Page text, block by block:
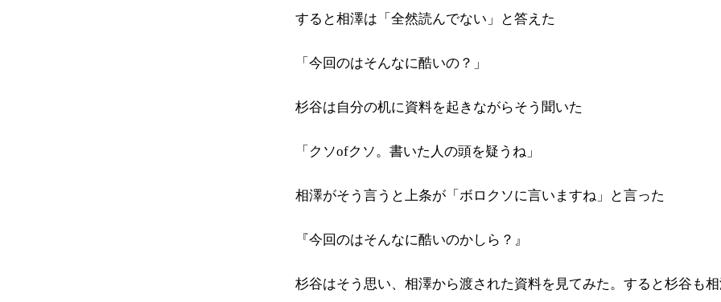
すると相澤は「全然読んでない」と答えた
「今回のはそんなに酷いの？」
杉谷は自分の机に資料を起きながらそう聞いた
「クソofクソ。書いた人の頭を疑うね」
相澤がそう言うと上条が「ボロクソに言いますね」と言った
『今回のはそんなに酷いのかしら？』
杉谷はそう思い、相澤から渡された資料を見てみた。すると杉谷も